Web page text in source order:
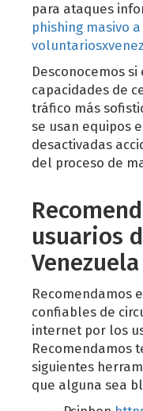
para ataques
phishing masivo
Desconocemos
capacidades de
tráfico más
se usan equipos
desactivadas
del proceso de
usuarios
Venezuela
Recomendamos
confiables de
internet por los
Recomendamos
siguientes
que alguna sea